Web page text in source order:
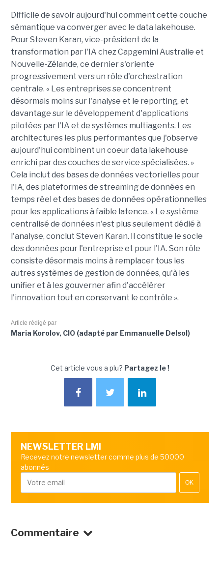
Difficile de savoir aujourd'hui comment cette couche
sémantique va converger avec le data lakehouse.
Pour Steven Karan, vice-président de la
transformation par l'IA chez Capgemini Australie et
Nouvelle-Zélande, ce dernier s'oriente
progressivement vers un rôle d'orchestration
centrale. « Les entreprises se concentrent
désormais moins sur l'analyse et le reporting, et
davantage sur le développement d'applications
pilotées par l'IA et de systèmes multiagents. Les
architectures les plus performantes que j'observe
aujourd'hui combinent un coeur data lakehouse
enrichi par des couches de service spécialisées. »
Cela inclut des bases de données vectorielles pour
l'IA, des plateformes de streaming de données en
temps réel et des bases de données opérationnelles
pour les applications à faible latence. « Le système
centralisé de données n'est plus seulement dédié à
l'analyse, conclut Steven Karan. Il constitue le socle
des données pour l'entreprise et pour l'IA. Son rôle
consiste désormais moins à remplacer tous les
autres systèmes de gestion de données, qu'à les
unifier et à les gouverner afin d'accélérer
l'innovation tout en conservant le contrôle ».
Article rédigé par
Maria Korolov, CIO (adapté par Emmanuelle Delsol)
Cet article vous a plu? Partagez le !
NEWSLETTER LMI
Recevez notre newsletter comme plus de 50000
abonnés
OK
Commentaire